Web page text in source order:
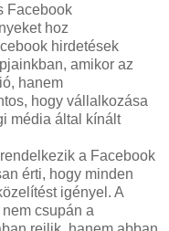
Facebook
hoz
hirdetések
amikor az
hanem
hogy vállalkozása
média által kínált
a Facebook
érti, hogy minden
igényel. A
csupán a